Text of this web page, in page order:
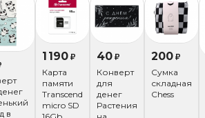
в
1 190 ₽
Карта
памяти
Transcend
micro SD
40 ₽
Конверт
для
денег
Растения
200 ₽
Сумка
складная
Chess